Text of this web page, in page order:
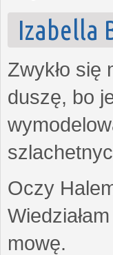
Izabella
Zwykło się
duszę, bo
Oczy
mowę.